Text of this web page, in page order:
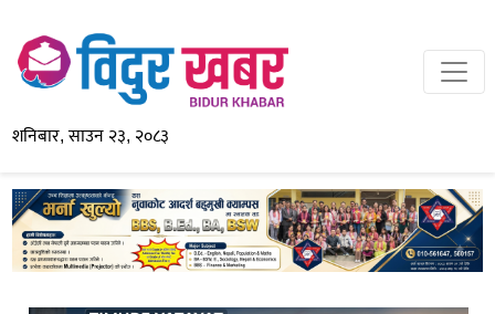
शनिबार, साउन २३, २०८३